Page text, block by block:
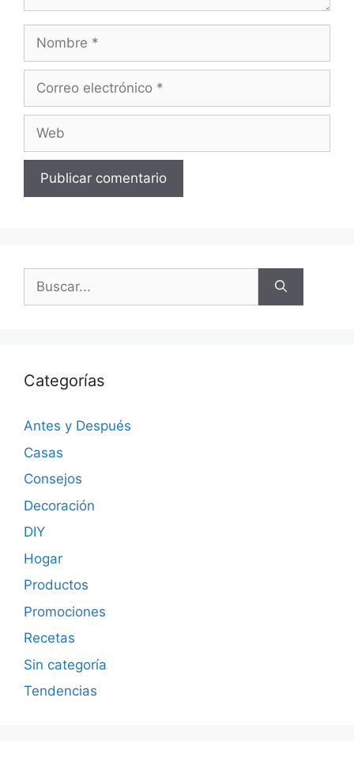
Categorías
Antes y Después
Casas
Consejos
Decoración
DIY
Hogar
Productos
Promociones
Recetas
Sin categoría
Tendencias